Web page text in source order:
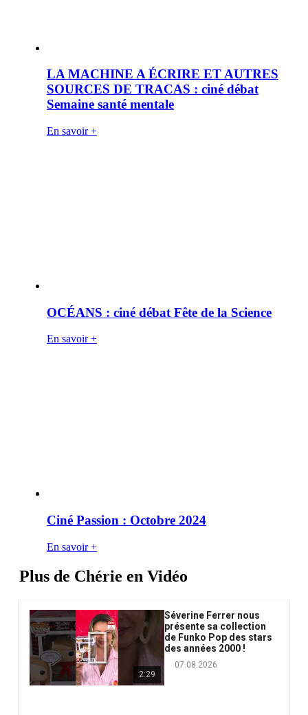
LA MACHINE A ÉCRIRE ET AUTRES
SOURCES DE TRACAS : ciné débat
Semaine santé mentale
En savoir +
OCÉANS : ciné débat Fête de la Science
En savoir +
Ciné Passion : Octobre 2024
En savoir +
Plus de Chérie en Vidéo
2:29
Séverine Ferrer nous
présente sa collection
de Funko Pop des stars
des années 2000 !
07.08.2026